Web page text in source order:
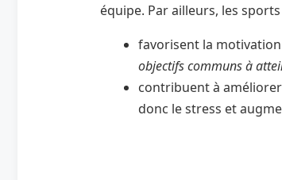
équipe. Par ailleurs, les
favorisent la
objectifs communs à
contribuent à
donc le stress et